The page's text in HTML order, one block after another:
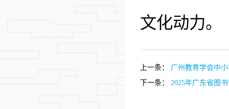
文化动力。
上一条： 广州教育学会中
下一条： 2025年广东省图